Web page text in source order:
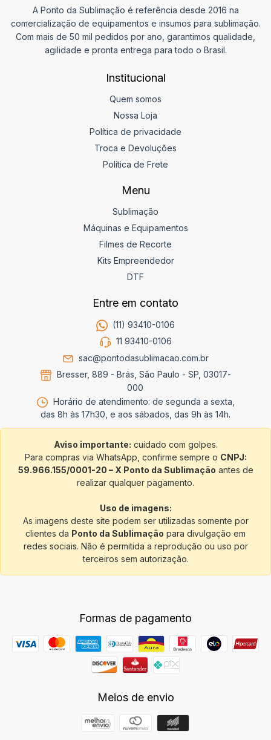
A Ponto da Sublimação é referência desde 2016 na
comercialização de equipamentos e insumos para sublimação.
Com mais de 50 mil pedidos por ano, garantimos qualidade,
agilidade e pronta entrega para todo o Brasil.
Institucional
Quem somos
Nossa Loja
Política de privacidade
Troca e Devoluções
Política de Frete
Menu
Sublimação
Máquinas e Equipamentos
Filmes de Recorte
Kits Empreendedor
DTF
Entre em contato
(11) 93410-0106
11 93410-0106
sac@pontodasublimacao.com.br
Bresser, 889 - Brás, São Paulo - SP, 03017-
000
Horário de atendimento: de segunda a sexta,
das 8h às 17h30, e aos sábados, das 9h às 14h.
Aviso importante: cuidado com golpes.
Para compras via WhatsApp, confirme sempre o CNPJ:
59.966.155/0001-20 – X Ponto da Sublimação antes de
realizar qualquer pagamento.
Uso de imagens:
As imagens deste site podem ser utilizadas somente por
clientes da Ponto da Sublimação para divulgação em
redes sociais. Não é permitida a reprodução ou uso por
terceiros sem autorização.
Formas de pagamento
Meios de envio